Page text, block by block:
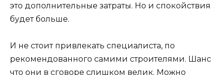
это дополнительные затраты. Но и спокойствия
будет больше.
И не стоит привлекать специалиста, по
рекомендованного самими строителями. Шанс
что они в сговоре слишком велик. Можно